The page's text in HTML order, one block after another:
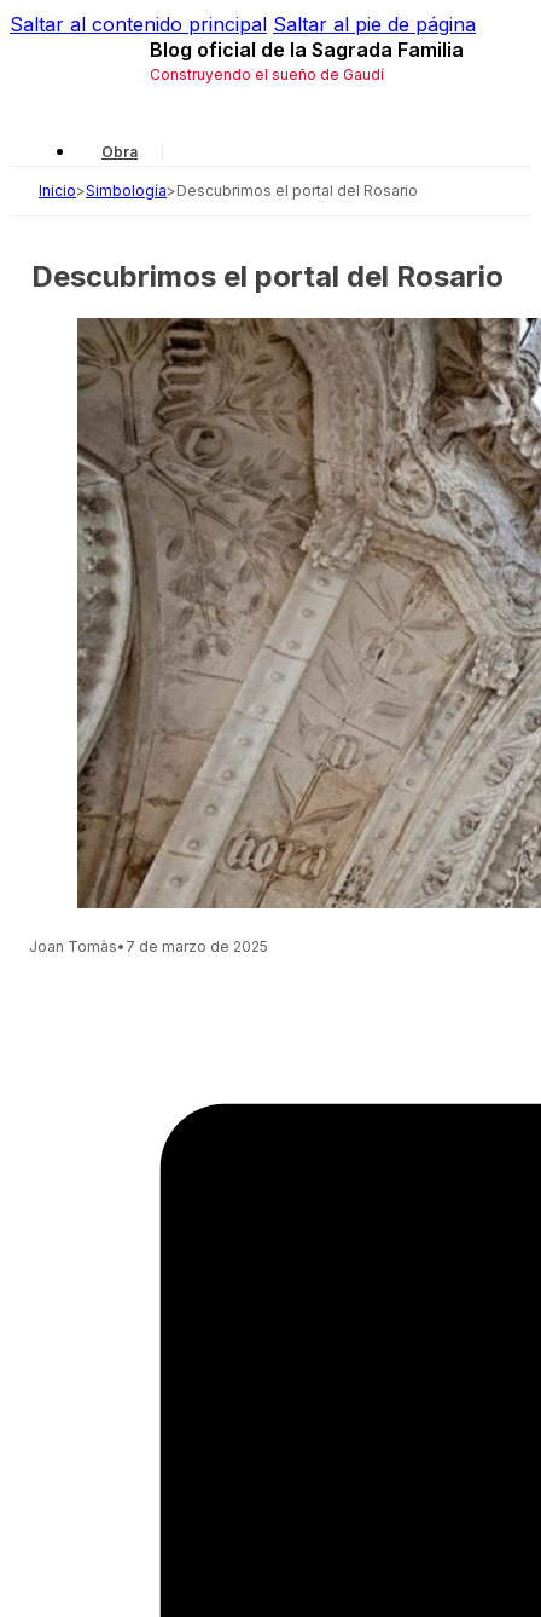
Saltar al contenido principal Saltar al pie de página
Blog oficial de la Sagrada Familia
Construyendo el sueño de Gaudí
Obra
Gaudí
Historia
Simbología
Inicio>Simbología>Descubrimos el portal del Rosario
Descubrimos el portal del Rosario
Joan Tomàs• 7 de marzo de 2025